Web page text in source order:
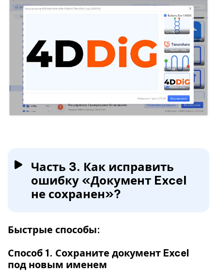
Часть 3. Как исправить
ошибку «Документ Excel
не сохранен»?
Быстрые способы:
Способ 1. Сохраните документ Excel
под новым именем